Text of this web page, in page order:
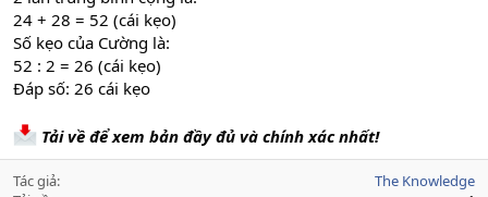
24 + 28 = 52 (cái kẹo)
Số kẹo của Cường là:
52 : 2 = 26 (cái kẹo)
Đáp số: 26 cái kẹo
Tải về để xem bản đầy đủ và chính xác nhất!
Tác giả
The Knowledge